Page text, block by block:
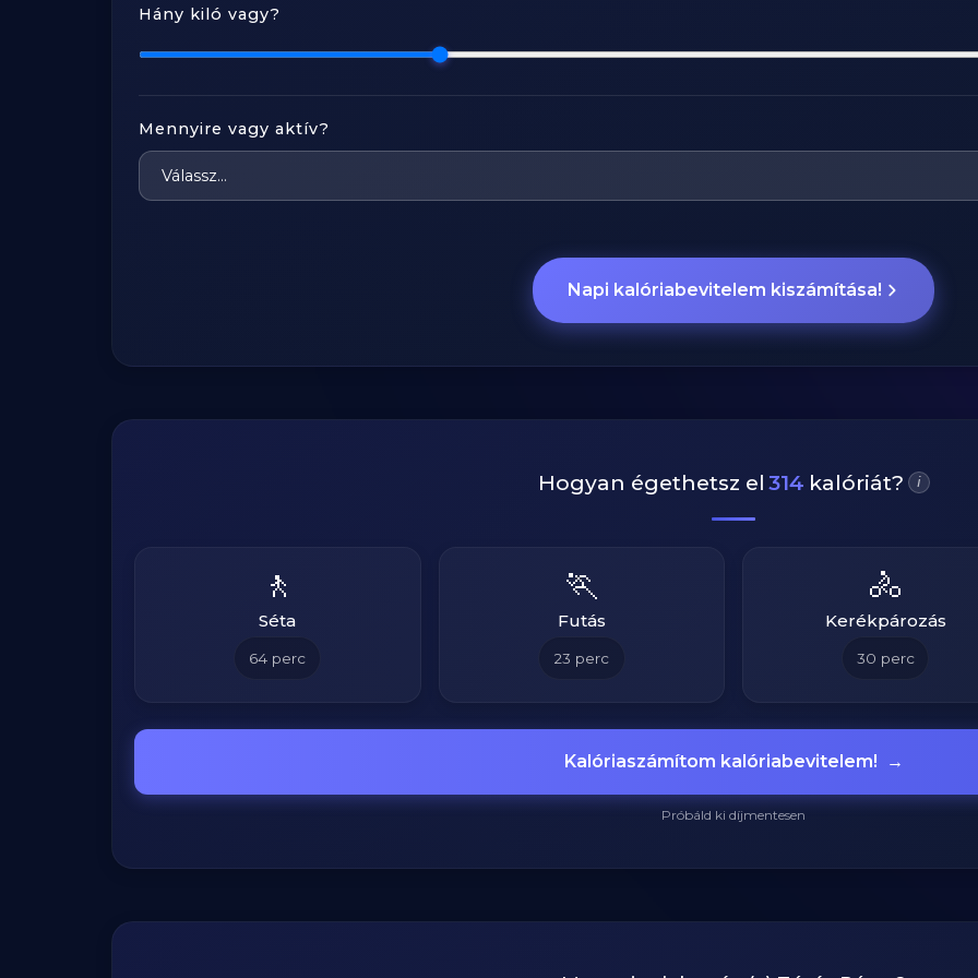
Hány kiló vagy?
Mennyire vagy aktív?
Napi kalóriabevitelem kiszámítása!
Hogyan égethetsz el 314 kalóriát? i
🚶
Séta
64 perc
🏃
Futás
23 perc
🚴
Kerékpározás
30 perc
Kalóriaszámítom kalóriabevitelem! →
Próbáld ki díjmentesen